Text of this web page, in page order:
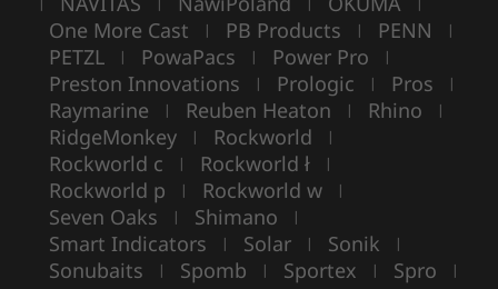
One More Cast | PB Products | PENN |
PETZL | PowaPacs | Power Pro |
Preston Innovations | Prologic | Pros |
Raymarine | Reuben Heaton | Rhino |
RidgeMonkey | Rockworld |
Rockworld c | Rockworld ł |
Rockworld p | Rockworld w |
Seven Oaks | Shimano |
Smart Indicators | Solar | Sonik |
Sonubaits | Spomb | Sportex | Spro |